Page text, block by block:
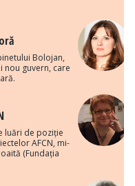
Bolojan,
nou guvern, care
luări de poziție
AFCN, mi-
(Fundația